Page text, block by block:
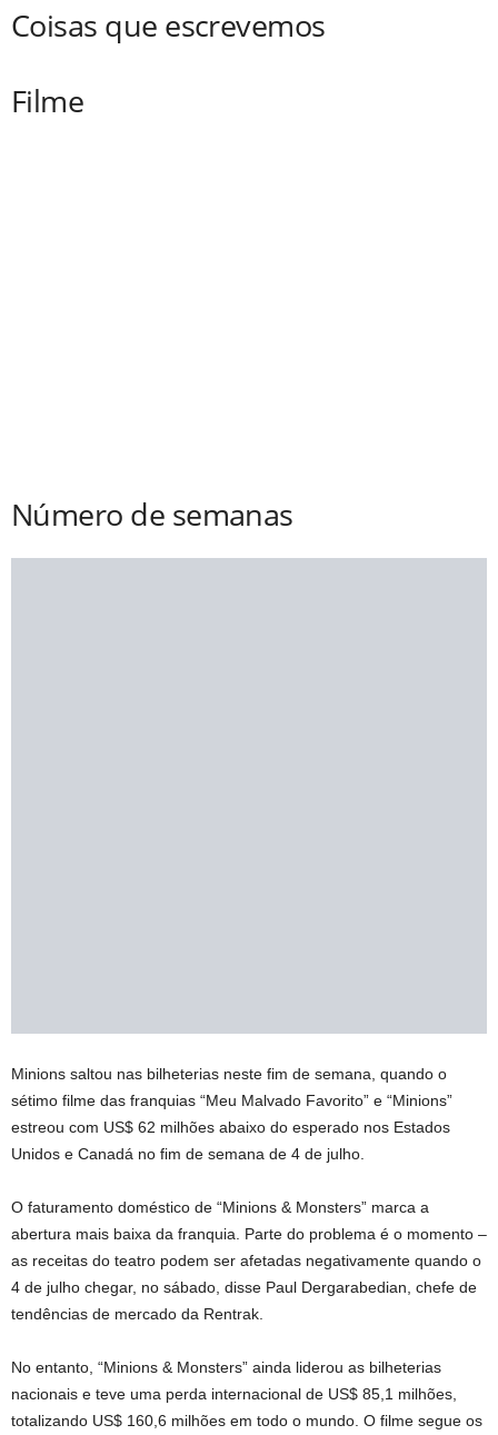
Coisas que escrevemos
Filme
Número de semanas
Minions saltou nas bilheterias neste fim de semana, quando o
sétimo filme das franquias “Meu Malvado Favorito” e “Minions”
estreou com US$ 62 milhões abaixo do esperado nos Estados
Unidos e Canadá no fim de semana de 4 de julho.
O faturamento doméstico de “Minions & Monsters” marca a
abertura mais baixa da franquia. Parte do problema é o momento –
as receitas do teatro podem ser afetadas negativamente quando o
4 de julho chegar, no sábado, disse Paul Dergarabedian, chefe de
tendências de mercado da Rentrak.
No entanto, “Minions & Monsters” ainda liderou as bilheterias
nacionais e teve uma perda internacional de US$ 85,1 milhões,
totalizando US$ 160,6 milhões em todo o mundo. O filme segue os